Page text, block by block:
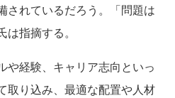
されているだろう。「問題は
指摘する。
経験、キャリア志向といっ
取り込み、最適な配置や人材